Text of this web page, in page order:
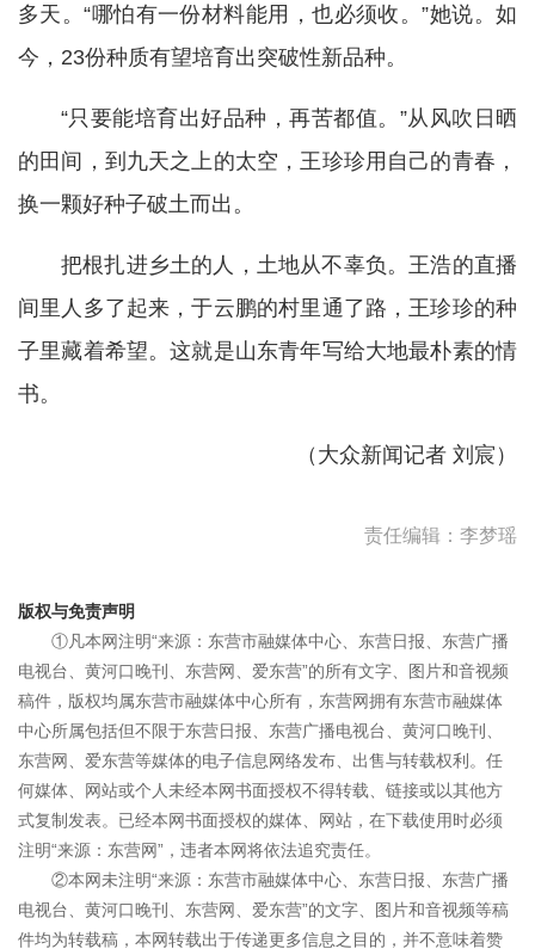
多天。“哪怕有一份材料能用，也必须收。”她说。如
今，23份种质有望培育出突破性新品种。
“只要能培育出好品种，再苦都值。”从风吹日晒
的田间，到九天之上的太空，王珍珍用自己的青春，
换一颗好种子破土而出。
把根扎进乡土的人，土地从不辜负。王浩的直播
间里人多了起来，于云鹏的村里通了路，王珍珍的种
子里藏着希望。这就是山东青年写给大地最朴素的情
书。
（大众新闻记者 刘宸）
责任编辑：李梦瑶
版权与免责声明
①凡本网注明“来源：东营市融媒体中心、东营日报、东营广播
电视台、黄河口晚刊、东营网、爱东营”的所有文字、图片和音视频
稿件，版权均属东营市融媒体中心所有，东营网拥有东营市融媒体
中心所属包括但不限于东营日报、东营广播电视台、黄河口晚刊、
东营网、爱东营等媒体的电子信息网络发布、出售与转载权利。任
何媒体、网站或个人未经本网书面授权不得转载、链接或以其他方
式复制发表。已经本网书面授权的媒体、网站，在下载使用时必须
注明“来源：东营网”，违者本网将依法追究责任。
②本网未注明“来源：东营市融媒体中心、东营日报、东营广播
电视台、黄河口晚刊、东营网、爱东营”的文字、图片和音视频等稿
件均为转载稿，本网转载出于传递更多信息之目的，并不意味着赞